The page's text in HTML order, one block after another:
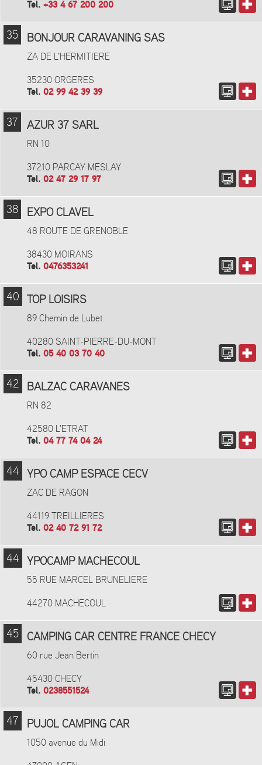
Tel. +33 4 67 200 200
35 BONJOUR CARAVANING SAS
ZA DE L'HERMITIERE
35230 ORGERES
Tel. 02 99 42 39 39
37 AZUR 37 SARL
RN 10
37210 PARCAY MESLAY
Tel. 02 47 29 17 97
38 EXPO CLAVEL
48 ROUTE DE GRENOBLE
38430 MOIRANS
Tel. 0476353241
40 TOP LOISIRS
89 Chemin de Lubet
40280 SAINT-PIERRE-DU-MONT
Tel. 05 40 03 70 40
42 BALZAC CARAVANES
RN 82
42580 L'ETRAT
Tel. 04 77 74 04 24
44 YPO CAMP ESPACE CECV
ZAC DE RAGON
44119 TREILLIERES
Tel. 02 40 72 91 72
44 YPOCAMP MACHECOUL
55 RUE MARCEL BRUNELIERE
44270 MACHECOUL
45 CAMPING CAR CENTRE FRANCE CHECY
60 rue Jean Bertin
45430 CHECY
Tel. 0238551524
47 PUJOL CAMPING CAR
1050 avenue du Midi